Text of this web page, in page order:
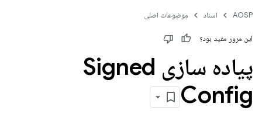
AOSP اسناد موضوعات اصلی
این مرور مفید بود؟
پیاده سازی Signed
Config